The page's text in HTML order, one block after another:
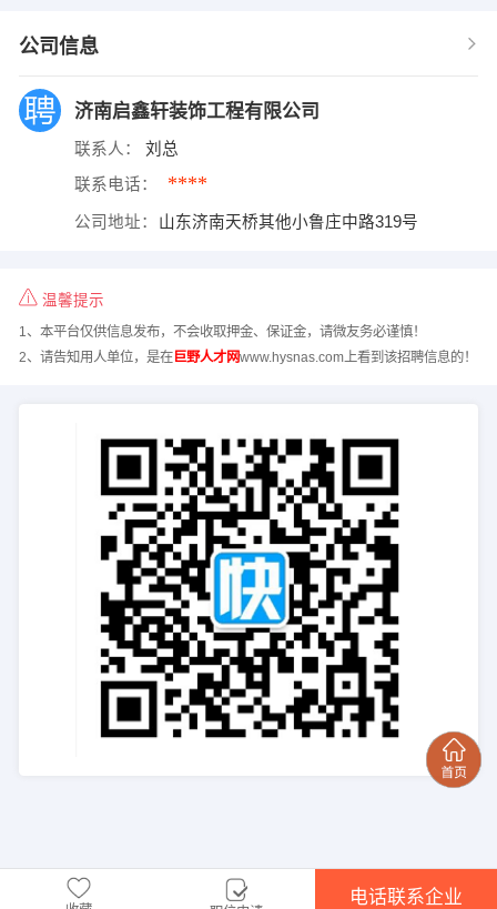
公司信息
济南启鑫轩装饰工程有限公司
联系人： 刘总
联系电话： ****
公司地址： 山东济南天桥其他小鲁庄中路319号
温馨提示
1、本平台仅供信息发布，不会收取押金、保证金，请微友务必谨慎！
2、请告知用人单位，是在巨野人才网www.hysnas.com上看到该招聘信息的！
电话联系企业